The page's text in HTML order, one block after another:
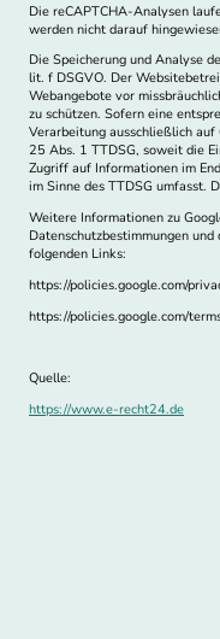
Die reCAPTCHA-Analysen
werden nicht darauf
Die Speicherung und Analyse
lit. f DSGVO. Der
Webangebote vor
zu schützen. Sofern eine
Verarbeitung ausschließlich
25 Abs. 1 TTDSG, soweit die
Zugriff auf Informationen im
im Sinne des TTDSG umfasst.
Weitere Informationen zu
Datenschutzbestimmungen
folgenden Links:
https://policies.google.com/
https://policies.google.com/
Quelle:
https://www.e-recht24.de